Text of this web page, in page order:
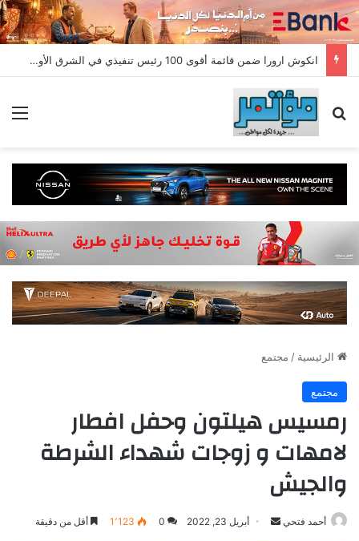
انكوش ارورا ضمن قائمة أقوى 100 رئيس تنفيذي في الشرق الأوسط لعام 2026 في قائمة فوربس الشرق الأوسط”
بحث عن
الرئيسية / مجتمع
مجتمع
رمسيس هيلتون وحفل افطار
لامهات و زوجات شهداء الشرطة
والجيش
أحمد فتحي
أرسل أبريل 23, 2022 0 1٬123 أقل من دقيقة